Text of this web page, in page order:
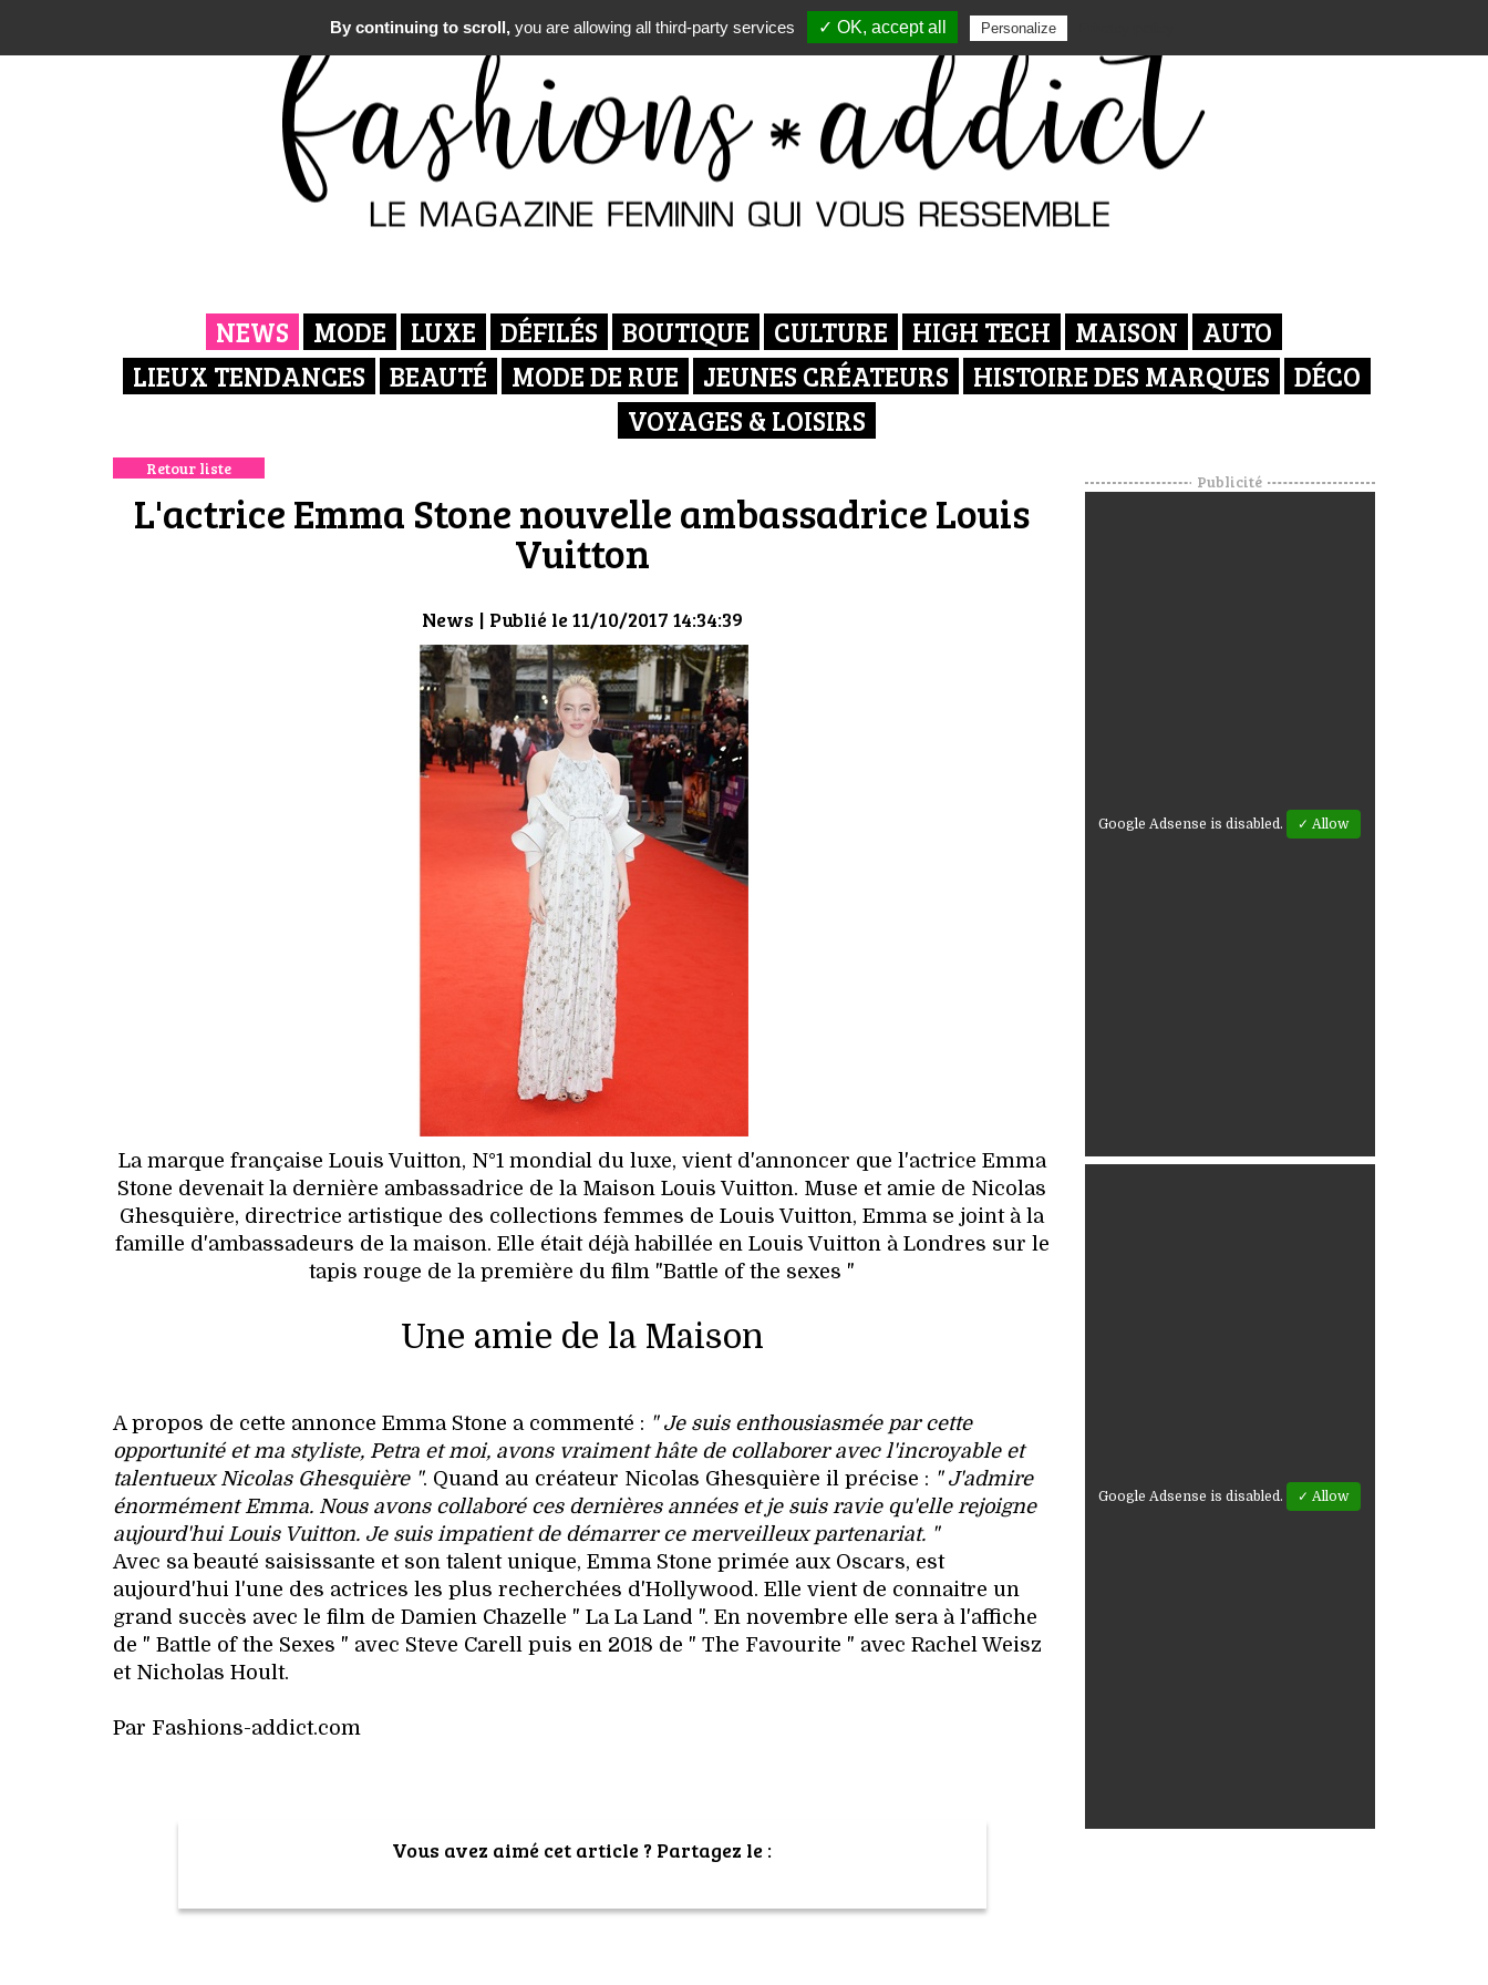
NEWS MODE LUXE DÉFILÉS BOUTIQUE CULTURE HIGH TECH MAISON
AUTO
LIEUX TENDANCES
BEAUTÉ MODE DE RUE JEUNES CRÉATEURS HISTOIRE DES MARQUES
DÉCO
VOYAGES & LOISIRS
Retour liste
L'actrice Emma Stone nouvelle ambassadrice Louis
Vuitton
News | Publié le 11/10/2017 14:34:39
La marque française Louis Vuitton, N°1 mondial du luxe, vient d'annoncer que l'actrice Emma
Stone devenait la dernière ambassadrice de la Maison Louis Vuitton. Muse et amie de Nicolas
Ghesquière, directrice artistique des collections femmes de Louis Vuitton, Emma se joint à la
famille d'ambassadeurs de la maison. Elle était déjà habillée en Louis Vuitton à Londres sur le
tapis rouge de la première du film "Battle of the sexes "
Une amie de la Maison
A propos de cette annonce Emma Stone a commenté : " Je suis enthousiasmée par cette
opportunité et ma styliste, Petra et moi, avons vraiment hâte de collaborer avec l'incroyable et
talentueux Nicolas Ghesquière ". Quand au créateur Nicolas Ghesquière il précise : " J'admire
énormément Emma. Nous avons collaboré ces dernières années et je suis ravie qu'elle rejoigne
aujourd'hui Louis Vuitton. Je suis impatient de démarrer ce merveilleux partenariat. "
Avec sa beauté saisissante et son talent unique, Emma Stone primée aux Oscars, est
aujourd'hui l'une des actrices les plus recherchées d'Hollywood. Elle vient de connaitre un
grand succès avec le film de Damien Chazelle " La La Land ". En novembre elle sera à l'affiche
de " Battle of the Sexes " avec Steve Carell puis en 2018 de " The Favourite " avec Rachel Weisz
et Nicholas Hoult.
Par Fashions-addict.com
Vous avez aimé cet article ? Partagez le :
Publicité
Google Adsense is disabled. ✓ Allow
Google Adsense is disabled. ✓ Allow
By continuing to scroll, you are allowing all third-party services ✓ OK, accept all Personalize